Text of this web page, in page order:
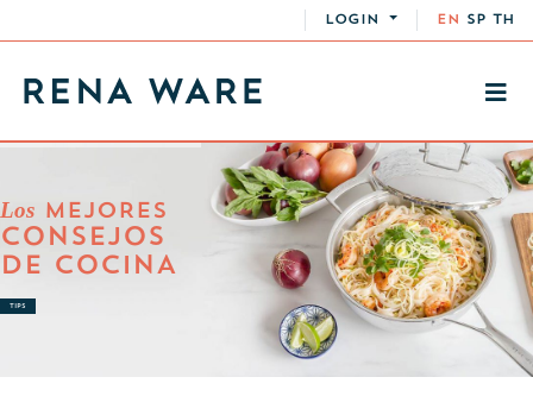
LOGIN EN SP TH
Los MEJORES
CONSEJOS
DE COCINA
TIPS